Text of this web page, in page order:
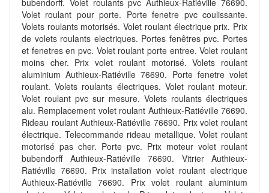
bubendorff. Volet roulants pvc Authieux-Ratiéville 76690.
Volet roulant pour porte. Porte fenetre pvc coulissante.
Volets roulants motorisés. Volet roulant électrique prix. Prix
de volets roulants electriques. Portes fenêtres pvc. Portes
et fenetres en pvc. Volet roulant porte entree. Volet roulant
moins cher. Prix volet roulant motorisé. Volets roulant
aluminium Authieux-Ratiéville 76690. Porte fenetre volet
roulant. Volets roulants électriques. Volet roulant moteur.
Volet roulant pvc sur mesure. Volets roulants électriques
alu. Remplacement volet roulant Authieux-Ratiéville 76690.
Rideau roulant Authieux-Ratiéville 76690. Prix volet roulant
électrique. Telecommande rideau metallique. Volet roulant
motorisé pas cher. Porte pvc. Prix moteur volet roulant
bubendorff Authieux-Ratiéville 76690. Vitrier Authieux-
Ratiéville 76690. Prix installation volet roulant electrique
Authieux-Ratiéville 76690. Prix volet roulant aluminium